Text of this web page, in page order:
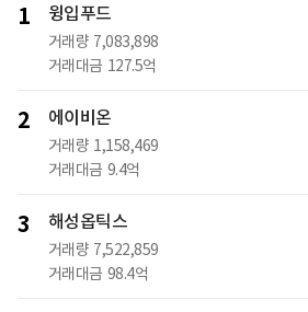
1 윙입푸드
거래량 7,083,898
거래대금 127.5억
2 에이비온
거래량 1,158,469
거래대금 9.4억
3 해성옵틱스
거래량 7,522,859
거래대금 98.4억